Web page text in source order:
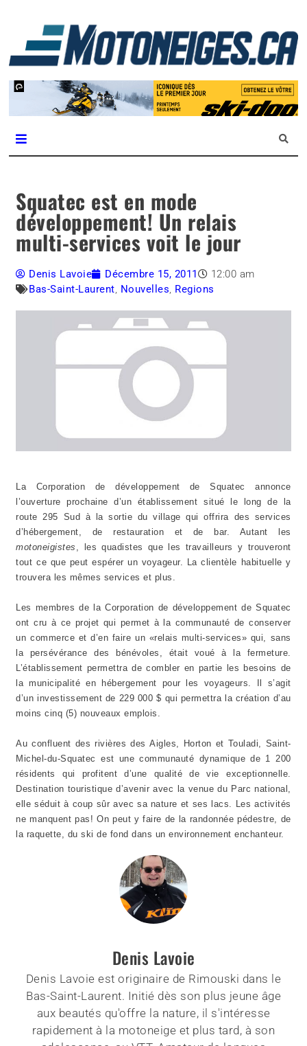
Magazine Motoneiges.ca
Squatec est en mode
développement! Un relais
multi-services voit le jour
Denis Lavoie Décembre 15, 2011
12:00 am
Bas-Saint-Laurent, Nouvelles, Regions
La Corporation de développement de Squatec annonce
l’ouverture prochaine d’un établissement situé le long de la
route 295 Sud à la sortie du village qui offrira des services
d’hébergement, de restauration et de bar. Autant les
motoneigistes , les quadistes que les travailleurs y trouveront
tout ce que peut espérer un voyageur. La clientèle habituelle y
trouvera les mêmes services et plus.
Les membres de la Corporation de développement de Squatec
ont cru à ce projet qui permet à la communauté de conserver
un commerce et d’en faire un «relais multi-services» qui, sans
la persévérance des bénévoles, était voué à la fermeture.
L’établissement permettra de combler en partie les besoins de
la municipalité en hébergement pour les voyageurs. Il s’agit
d’un investissement de 229 000 $ qui permettra la création d’au
moins cinq (5) nouveaux emplois.
Au confluent des rivières des Aigles, Horton et Touladi, Saint-
Michel-du-Squatec est une communauté dynamique de 1 200
résidents qui profitent d’une qualité de vie exceptionnelle.
Destination touristique d’avenir avec la venue du Parc national,
elle séduit à coup sûr avec sa nature et ses lacs. Les activités
ne manquent pas! On peut y faire de la randonnée pédestre, de
la raquette, du ski de fond dans un environnement enchanteur.
Denis Lavoie
Denis Lavoie est originaire de Rimouski dans le
Bas-Saint-Laurent. Initié dès son plus jeune âge
aux beautés qu'offre la nature, il s'intéresse
rapidement à la motoneige et plus tard, à son